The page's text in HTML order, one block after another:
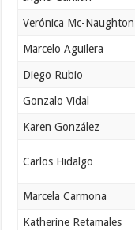
Verónica Mc-Naughton
Marcelo Aguilera
Diego Rubio
Gonzalo Vidal
Karen González
Carlos Hidalgo
Marcela Carmona
Katherine Retamales